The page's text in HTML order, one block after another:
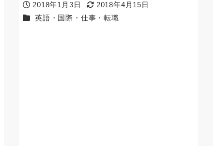
投稿日
2018年1月3日
更新日
2018年4月15日
カテゴリー
英語・国際・仕事・転職